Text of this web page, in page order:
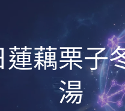
蓮藕栗子
湯